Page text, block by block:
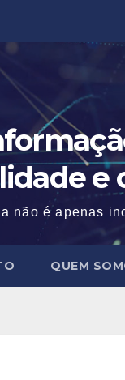
e
não é apenas
QUEM